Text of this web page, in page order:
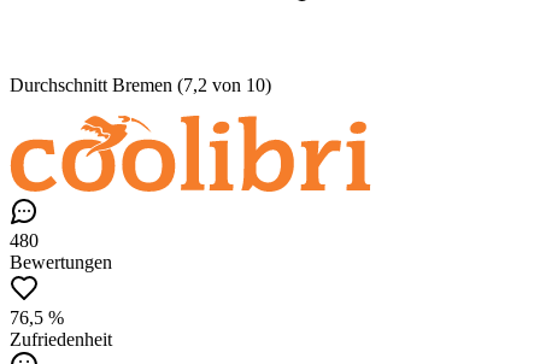
Durchschnitt Bremen (7,2 von 10)
480
Bewertungen
76,5 %
Zufriedenheit